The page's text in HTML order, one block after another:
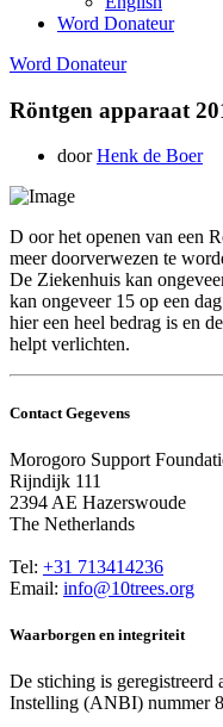
Word Donateur
Word Donateur
Röntgen apparaat
doorHenk de Boer
D oor het openen van een
meer doorverwezen te
De Ziekenhuis kan
kan ongeveer 15 op een
hier een heel bedrag is en
helpt verlichten.
Contact Gegevens
Morogoro Support
Rijndijk 111
2394 AE Hazerswoude
The Netherlands
Tel: +31 713414236
Email: info@10trees.org
Waarborgen en integriteit
De stiching is geregistreerd
Instelling (ANBI) nummer